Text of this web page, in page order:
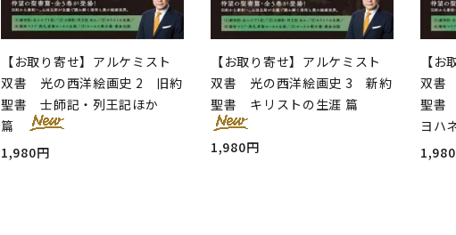
【お取り寄せ】アルケミスト
双書 光の西洋絵画史 2 旧約
聖書 士師記・列王記ほか
篇
1,980円
【お取り寄せ】アルケミスト
双書 光の西洋絵画史 3 新約
聖書 キリストの生涯 篇
1,980円
【
双書
聖書
ヨハ